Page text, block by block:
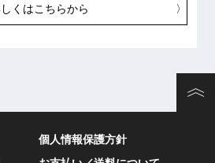
くはこちらから
個人情報保護方針